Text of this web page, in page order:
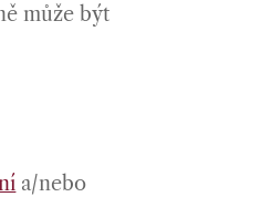
může být
a/nebo